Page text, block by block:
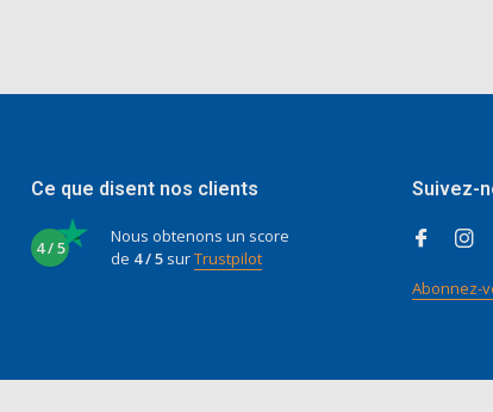
Ce que disent nos clients
4 / 5
Nous obtenons un score
de 4 / 5 surTrustpilot
Suivez-
Abonnez-